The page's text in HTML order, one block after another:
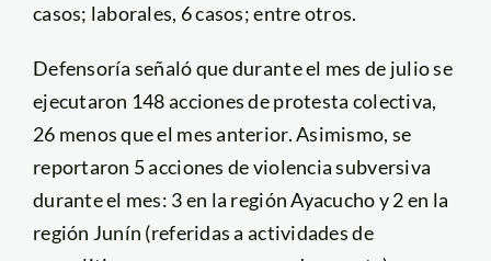
casos; laborales, 6 casos; entre otros.
Defensoría señaló que durante el mes de julio se
ejecutaron 148 acciones de protesta colectiva,
26 menos que el mes anterior. Asimismo, se
reportaron 5 acciones de violencia subversiva
durante el mes: 3 en la región Ayacucho y 2 en la
región Junín (referidas a actividades de